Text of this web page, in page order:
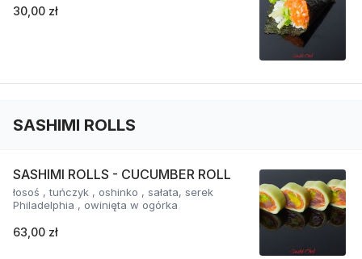
30,00 zł
SASHIMI ROLLS
SASHIMI ROLLS - CUCUMBER ROLL
łosoś , tuńczyk , oshinko , sałata, serek
Philadelphia , owinięta w ogórka
63,00 zł